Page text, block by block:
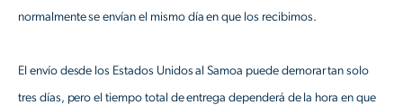
normalmente se envían el mismo día en que los recibimos.
El envío desde los Estados Unidos al Samoa puede demorar tan solo
tres días, pero el tiempo total de entrega dependerá de la hora en que